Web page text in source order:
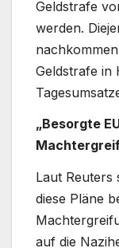
Geldstrafe
werden.
Geldstrafe in
„Besorgte
Laut Reuters
diese Pläne
auf die